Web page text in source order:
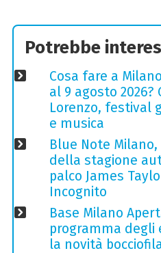
Potrebbe
Cosa fare a
al 9 agosto
Lorenzo, festival
e musica
Blue Note
della stagione
palco James
Incognito
Base Milano
programma degli
la novità